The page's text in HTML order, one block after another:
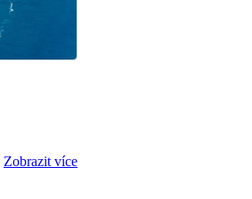
Zobrazit více